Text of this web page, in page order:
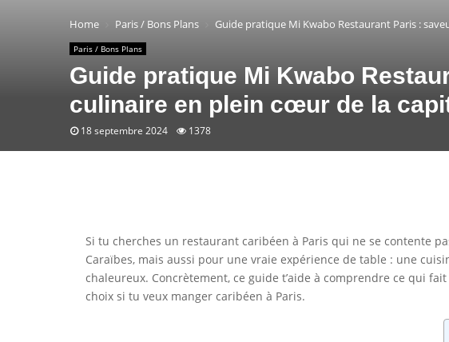
Home Paris / Bons Plans Guide pratique Mi Kwabo Restaurant Paris :
Paris / Bons Plans
Guide pratique Mi Kwabo
culinaire en plein cœur de la
18 septembre 2024 1378
Si tu cherches un restaurant caribéen à Paris qui ne se contente
Caraïbes, mais aussi pour une vraie expérience de table : une
chaleureux. Concrètement, ce guide t’aide à comprendre ce qui
choix si tu veux manger caribéen à Paris.